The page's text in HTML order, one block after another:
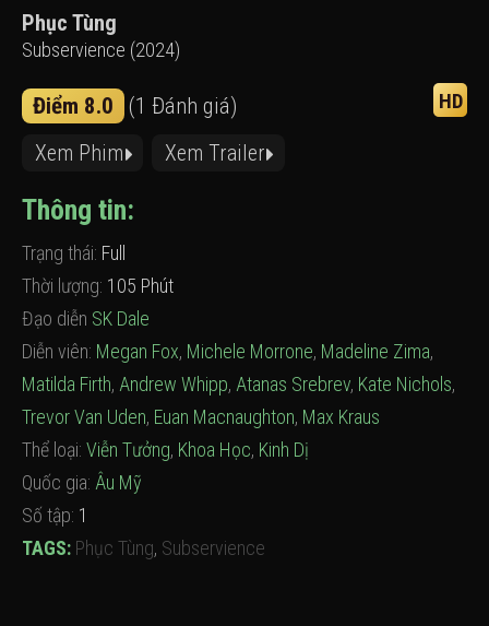
Phục Tùng
Subservience (2024)
Điểm 8.0 (1 Đánh giá) HD
Xem Phim Xem Trailer
Thông tin:
Trạng thái: Full
Thời lượng: 105 Phút
Đạo diễn SK Dale
Diễn viên: Megan Fox, Michele Morrone, Madeline Zima,
Matilda Firth, Andrew Whipp, Atanas Srebrev, Kate Nichols,
Trevor Van Uden, Euan Macnaughton, Max Kraus
Thể loại: Viễn Tưởng, Khoa Học, Kinh Dị
Quốc gia: Âu Mỹ
Số tập: 1
TAGS: Phục Tùng, Subservience